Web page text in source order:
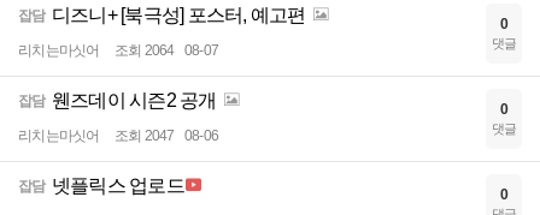
잡담 디즈니+ [북극성] 포스터, 예고편
리치는마싯어 조회 2064 08-07
0
댓글
잡담 웬즈데이 시즌2 공개
리치는마싯어 조회 2047 08-06
0
댓글
잡담 넷플릭스 업로드 0